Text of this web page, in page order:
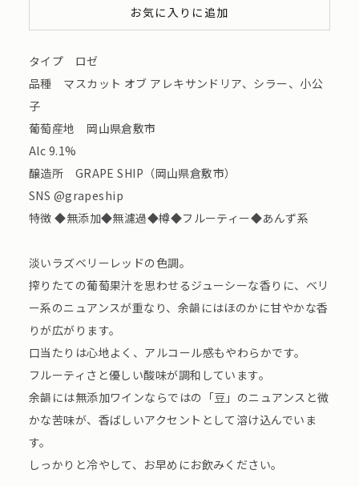
お気に入りに追加
タイプ ロゼ
品種 マスカット オブ アレキサンドリア、シラー、小公
子
葡萄産地 岡山県倉敷市
Alc 9.1%
醸造所 GRAPE SHIP（岡山県倉敷市）
SNS @grapeship
特徴 ◆無添加◆無濾過◆樽◆フルーティー◆あんず系
淡いラズベリーレッドの色調。
搾りたての葡萄果汁を思わせるジューシーな香りに、ベリ
ー系のニュアンスが重なり、余韻にはほのかに甘やかな香
りが広がります。
口当たりは心地よく、アルコール感もやわらかです。
フルーティさと優しい酸味が調和しています。
余韻には無添加ワインならではの「豆」のニュアンスと微
かな苦味が、香ばしいアクセントとして溶け込んでいま
す。
しっかりと冷やして、お早めにお飲みください。